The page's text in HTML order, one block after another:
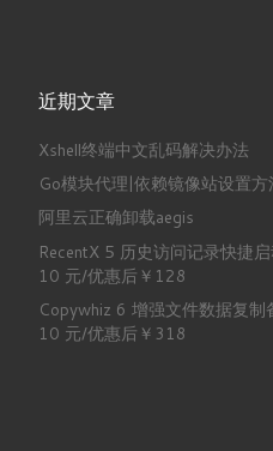
近期文章
Xshell终端中文乱码解决办法
Go模块代理|依赖镜像站设置方
阿里云正确卸载aegis
RecentX 5 历史访问记录快捷
10 元/优惠后￥128
Copywhiz 6 增强文件数据复
10 元/优惠后￥318